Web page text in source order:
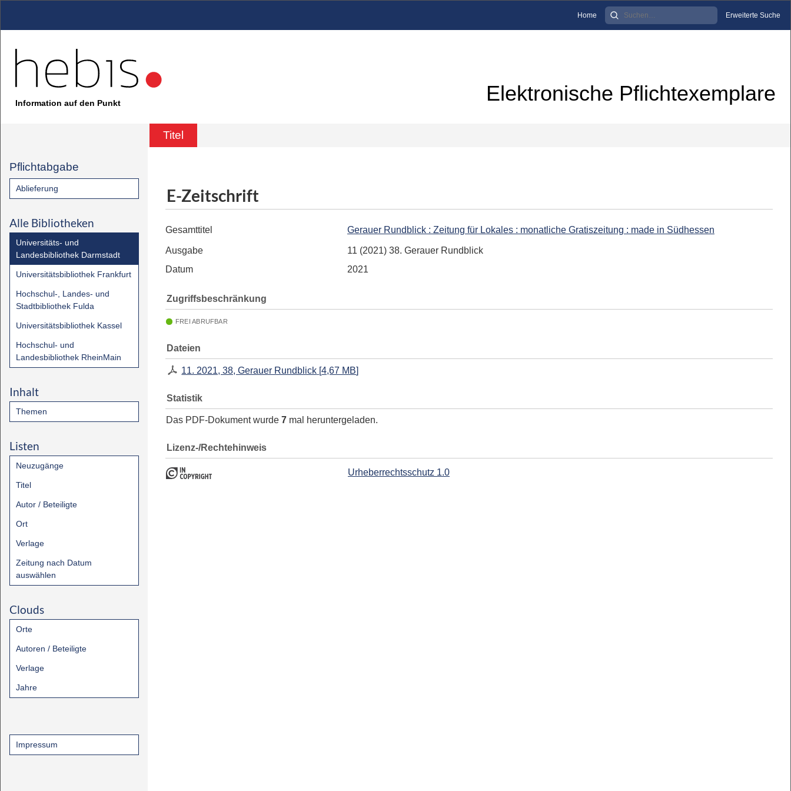
Home Erweiterte Suche
Information auf den Punkt Elektronische Pflichtexemplare
Titel
Pflichtabgabe
Ablieferung
Alle Bibliotheken
Universitäts- und
Landesbibliothek Darmstadt
Universitätsbibliothek Frankfurt
Hochschul-, Landes- und
Stadtbibliothek Fulda
Universitätsbibliothek Kassel
Hochschul- und
Landesbibliothek RheinMain
Inhalt
Themen
Listen
Neuzugänge
Titel
Autor / Beteiligte
Ort
Verlage
Zeitung nach Datum
auswählen
Clouds
Orte
Autoren / Beteiligte
Verlage
Jahre
Impressum
E-Zeitschrift
Gesamttitel Gerauer Rundblick : Zeitung für Lokales : monatliche Gratiszeitung : made in Südhessen
Ausgabe
11 (2021) 38. Gerauer Rundblick
Datum
2021
Zugriffsbeschränkung
FREI ABRUFBAR
Dateien
11. 2021, 38, Gerauer Rundblick [4,67 MB]
Statistik
Das PDF-Dokument wurde 7 mal heruntergeladen.
Lizenz-/Rechtehinweis
Urheberrechtsschutz 1.0